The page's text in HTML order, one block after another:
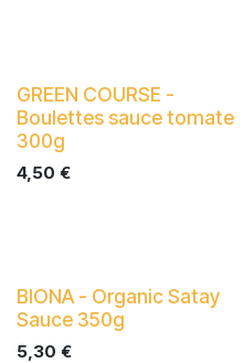
GREEN COURSE -
Boulettes sauce tomate
300g
4,50 €
BIONA - Organic Satay
Sauce 350g
5,30 €